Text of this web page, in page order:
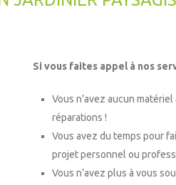
Si vous faites appel à nos
Vous n’avez aucun
réparations !
Vous avez du temps pour
projet personnel ou
Vous n’avez plus à vous